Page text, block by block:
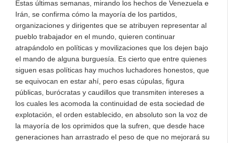
Estas últimas semanas, mirando los hechos de Venezuela e
Irán, se confirma cómo la mayoría de los partidos,
organizaciones y dirigentes que se atribuyen representar al
pueblo trabajador en el mundo, quieren continuar
atrapándolo en políticas y movilizaciones que los dejen bajo
el mando de alguna burguesía. Es cierto que entre quienes
siguen esas políticas hay muchos luchadores honestos, que
se equivocan en estar ahí, pero esas cúpulas, figura
públicas, burócratas y caudillos que transmiten intereses a
los cuales les acomoda la continuidad de esta sociedad de
explotación, el orden establecido, en absoluto son la voz de
la mayoría de los oprimidos que la sufren, que desde hace
generaciones han arrastrado el peso de que no mejorará su